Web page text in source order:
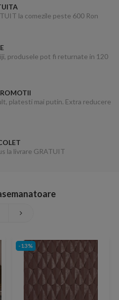
la comezile peste 600 Ron
produsele pot fi returnate in 120
platesti mai putin. Extra reducere
la livrare GRATUIT
-13%